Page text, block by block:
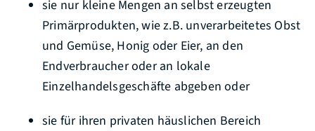
sie nur kleine Mengen an selbst erzeugten
Primärprodukten, wie z.B. unverarbeitetes Obst
und Gemüse, Honig oder Eier, an den
Endverbraucher oder an lokale
Einzelhandelsgeschäfte abgeben oder
sie für ihren privaten häuslichen Bereich